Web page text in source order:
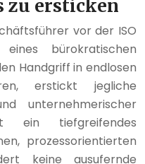
zu ersticken
vor der ISO
bürokratischen
Handgriff in endlosen
erstickt jegliche
unternehmerischer
tiefgreifendes
prozessorientierten
keine ausufernde